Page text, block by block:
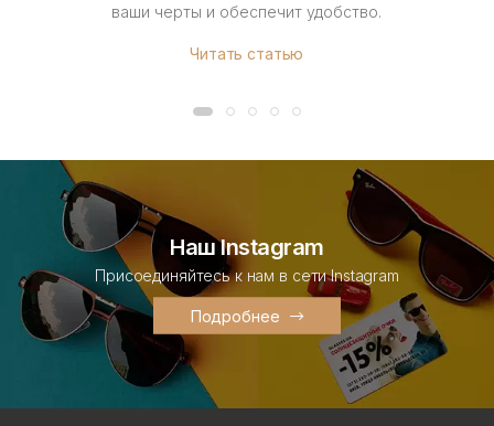
ваши черты и обеспечит удобство.
Читать статью
Наш Instagram
Присоединяйтесь к нам в сети Instagram
Подробнее